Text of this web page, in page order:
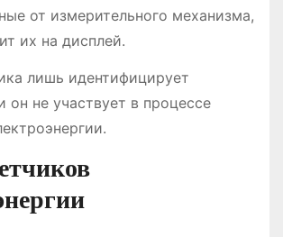
от измерительного механизма,
их на дисплей.
лишь идентифицирует
он не участвует в процессе